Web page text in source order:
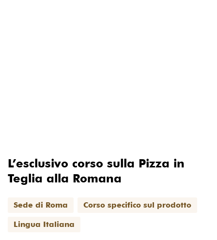
L’esclusivo corso sulla Pizza in
Teglia alla Romana
Sede di Roma Corso specifico sul prodotto
Lingua Italiana